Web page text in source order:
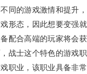
同的游戏激情和提升
形态，因此想要变强
配合高端的玩家将会
战士这个特色的游戏
职业，该职业具备非